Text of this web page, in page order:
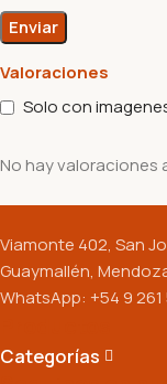
Valoraciones
Solo con
No hay valoraciones
Viamonte 402, San
Guaymallén,
WhatsApp: +54 9
Categorías